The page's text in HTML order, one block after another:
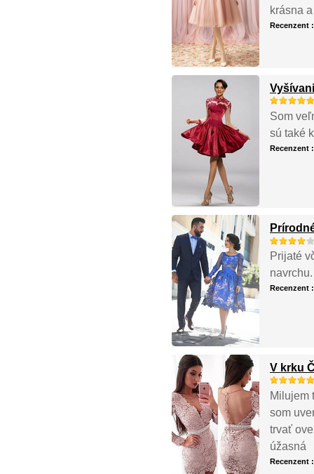
krásna
Recenzent
Som
sú také
Recenzent
Prijaté
Recenzent
V krku
Milujem
som
trvať
úžasná
Recenzent